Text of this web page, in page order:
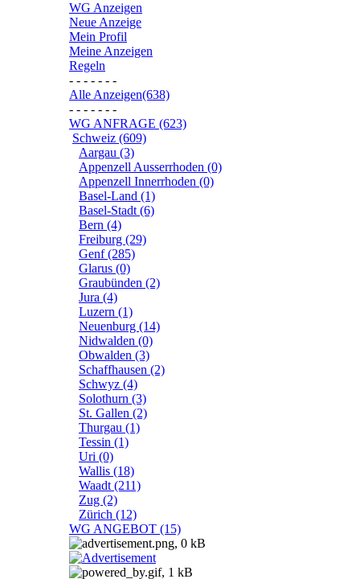
WG Anzeigen
Neue Anzeige
Mein Profil
Meine Anzeigen
Regeln
- - - - - - -
Alle Anzeigen(638)
- - - - - - -
WG ANFRAGE (623)
Schweiz (609)
Aargau (3)
Appenzell Ausserrhoden (0)
Appenzell Innerrhoden (0)
Basel-Land (1)
Basel-Stadt (6)
Bern (4)
Freiburg (29)
Genf (285)
Glarus (0)
Graubünden (2)
Jura (4)
Luzern (1)
Neuenburg (14)
Nidwalden (0)
Obwalden (3)
Schaffhausen (2)
Schwyz (4)
Solothurn (3)
St. Gallen (2)
Thurgau (1)
Tessin (1)
Uri (0)
Wallis (18)
Waadt (211)
Zug (2)
Zürich (12)
WG ANGEBOT (15)